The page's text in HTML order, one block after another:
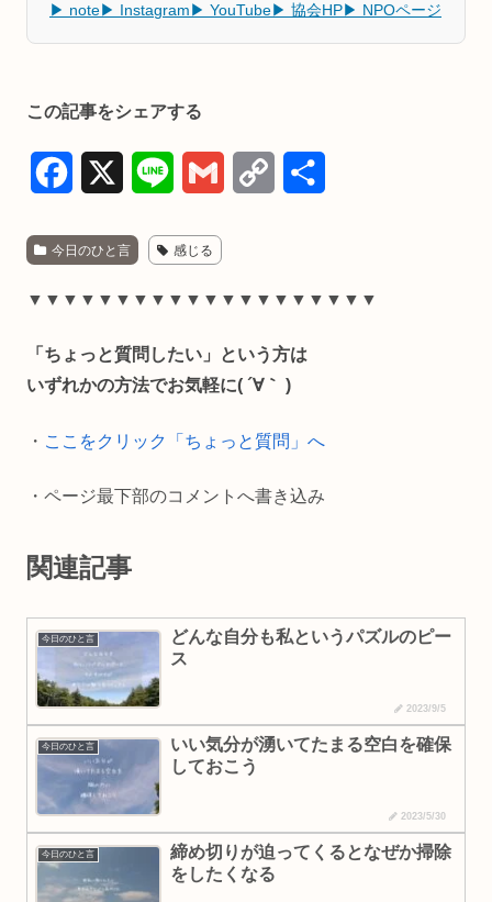
▶ note ▶ Instagram ▶ YouTube ▶ 協会HP ▶ NPOページ
この記事をシェアする
c
e
o
n
e i y
i
今日のひと言 感じる
▼▼▼▼▼▼▼▼▼▼▼▼▼▼▼▼▼▼▼▼
「ちょっと質問したい」という方は
いずれかの方法でお気軽に( ´∀｀ )
・ ここをクリック「ちょっと質問」へ
・ページ最下部のコメントへ書き込み
関連記事
今日のひと言
どんな自分も私というパズルのピー
ス
2023/9/5
今日のひと言
いい気分が湧いてたまる空白を確保
しておこう
2023/5/30
今日のひと言
締め切りが迫ってくるとなぜか掃除
をしたくなる